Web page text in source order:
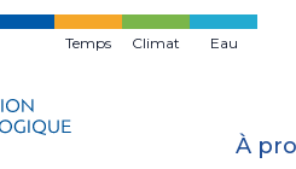
Temps Climat Eau
À